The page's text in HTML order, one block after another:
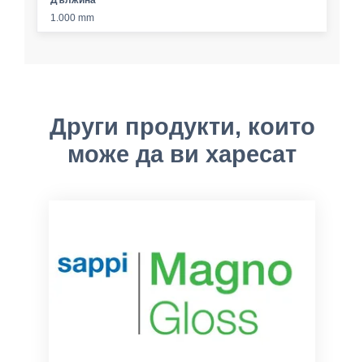
1.000 mm
Други продукти, които
може да ви харесат